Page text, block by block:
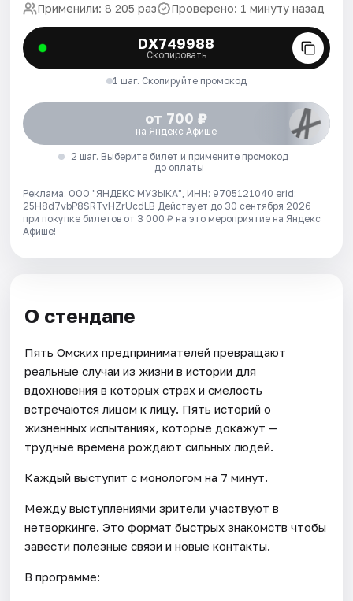
Применили: 8 205 раз Проверено: 1 минуту назад
DX749988
Скопировать
1 шаг. Скопируйте промокод
от 700 ₽
на Яндекс Афише
2 шаг. Выберите билет и примените промокод
до оплаты
Реклама. ООО "ЯНДЕКС МУЗЫКА", ИНН: 9705121040 erid:
25H8d7vbP8SRTvHZrUcdLB Действует до 30 сентября 2026
при покупке билетов от 3 000 ₽ на это мероприятие на Яндекс
Афише!
О стендапе
Пять Омских предпринимателей превращают
реальные случаи из жизни в истории для
вдохновения в которых страх и смелость
встречаются лицом к лицу. Пять историй о
жизненных испытаниях, которые докажут —
трудные времена рождают сильных людей.
Каждый выступит с монологом на 7 минут.
Между выступлениями зрители участвуют в
нетворкинге. Это формат быстрых знакомств чтобы
завести полезные связи и новые контакты.
В программе: